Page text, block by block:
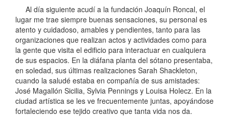
Al día siguiente acudí a la fundación Joaquín Roncal, el
lugar me trae siempre buenas sensaciones, su personal es
atento y cuidadoso, amables y pendientes, tanto para las
organizaciones que realizan actos y actividades como para
la gente que visita el edificio para interactuar en cualquiera
de sus espacios. En la diáfana planta del sótano presentaba,
en soledad, sus últimas realizaciones Sarah Shackleton,
cuando la saludé estaba en compañía de sus amistades:
José Magallón Sicilia, Sylvia Pennings y Louisa Holecz. En la
ciudad artística se les ve frecuentemente juntas, apoyándose
fortaleciendo ese tejido creativo que tanta vida nos da.